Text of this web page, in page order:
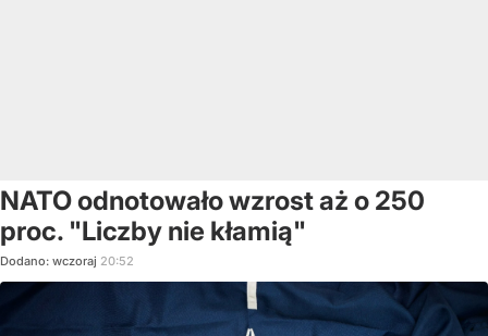
NATO odnotowało wzrost aż o 250
proc. "Liczby nie kłamią"
Dodano: wczoraj 20:52